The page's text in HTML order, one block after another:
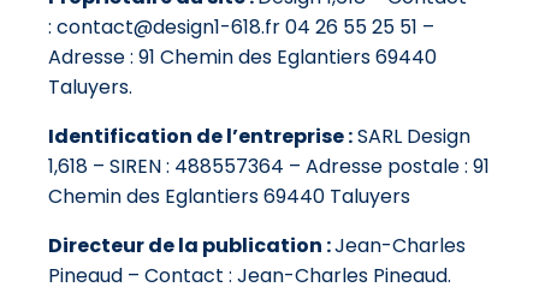
: contact@design1-618.fr 04 26 55 25 51 –
Adresse : 91 Chemin des Eglantiers 69440
Taluyers.
Identification de l’entreprise :SARL Design
1,618 – SIREN : 488557364 – Adresse postale : 91
Chemin des Eglantiers 69440 Taluyers
Directeur de la publication :Jean-Charles
Pineaud – Contact : Jean-Charles Pineaud.